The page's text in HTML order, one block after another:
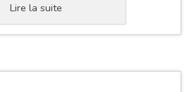
Lire la suite